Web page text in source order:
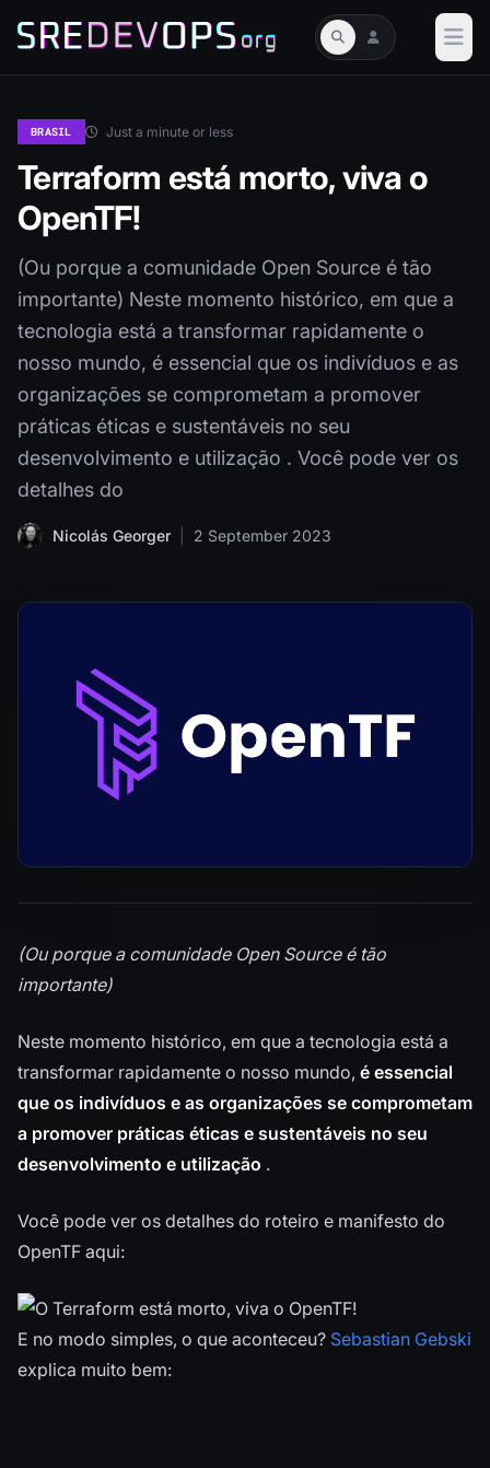
BRASIL Just a minute or less
Terraform está morto, viva o
OpenTF!
(Ou porque a comunidade Open Source é tão
importante) Neste momento histórico, em que a
tecnologia está a transformar rapidamente o
nosso mundo, é essencial que os indivíduos e as
organizações se comprometam a promover
práticas éticas e sustentáveis no seu
desenvolvimento e utilização . Você pode ver os
detalhes do
Nicolás Georger 2 September 2023
(Ou porque a comunidade Open Source é tão
importante)
Neste momento histórico, em que a tecnologia está a
transformar rapidamente o nosso mundo, é essencial
que os indivíduos e as organizações se comprometam
a promover práticas éticas e sustentáveis no seu
desenvolvimento e utilização .
Você pode ver os detalhes do roteiro e manifesto do
OpenTF aqui:
E no modo simples, o que aconteceu? Sebastian Gebski
explica muito bem: